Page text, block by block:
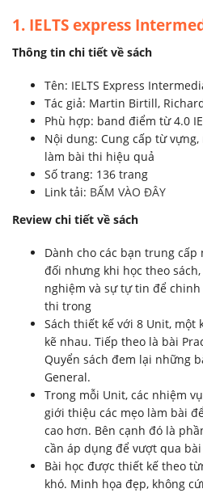
1. IELTS express
Thông tin chi tiết về sách
Tên: IELTS Express
Tác giả: Martin Birtill,
Phù hợp: band điểm từ 4.0
Nội dung: Cung cấp từ
làm bài thi hiệu quả
Số trang: 136 trang
Link tải: BẤM VÀO ĐÂY
Review chi tiết về sách
Dành cho các bạn trung
đối nhưng khi học theo
nghiệm và sự tự tin để
thi trong
Sách thiết kế với 8 Unit, một
kẽ nhau. Tiếp theo là bài
Quyển sách đem lại những
General.
Trong mỗi Unit, các nhiệm
giới thiệu các mẹo làm bài
cao hơn. Bên cạnh đó là
cần áp dụng để vượt qua
Bài học được thiết kế theo
khó. Minh họa đẹp, không